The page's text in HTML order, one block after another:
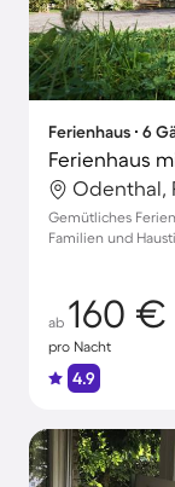
Ferienhaus ∙ 6
Gemütliches
Familien und
ab 160 €
pro Nacht
4.9